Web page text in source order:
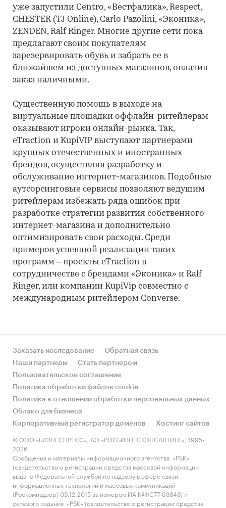
уже запустили Centro, «Вестфалика», Respect,
CHESTER (TJ Online), Carlo Pazolini, «Эконика»,
ZENDEN, Ralf Ringer. Многие другие сети пока
предлагают своим покупателям
зарезервировать обувь и забрать ее в
ближайшем из доступных магазинов, оплатив
заказ наличными.
Существенную помощь в выходе на
виртуальные площадки оффлайн-ритейлерам
оказывают игроки онлайн-рынка. Так,
eTraction и KupiVIP выступают партнерами
крупных отечественных и иностранных
брендов, осуществляя разработку и
обслуживание интернет-магазинов. Подобные
аутсорсинговые сервисы позволяют ведущим
ритейлерам избежать ряда ошибок при
разработке стратегии развития собственного
интернет-магазина и дополнительно
оптимизировать свои расходы. Среди
примеров успешной реализации таких
программ – проекты eTraction в
сотрудничестве с брендами «Эконика» и Ralf
Ringer, или компании KupiVip совместно с
международным ритейлером Converse.
Заказать исследование
Обратная связь
Наши партнеры
Стать партнером
Пользовательское соглашение
Политика обработки файлов cookie
Политика в отношении обработки персональных данных
Облако для бизнеса
Корпоративный регистратор доменов
Хостинг сайтов
© ООО «БИЗНЕСПРЕСС», АО «РОСБИЗНЕСКОНСАЛТИНГ», 1995-
2026.
Сообщения и материалы информационного агентства «РБК»
(свидетельство о регистрации средства массовой информации
выдано Федеральной службой по надзору в сфере связи,
информационных технологий и массовых коммуникаций
(Роскомнадзор) 09.12.2015 за номером ИА №ФС77-63848) и
сетевого издания «РБК» (свидетельство о регистрации средства